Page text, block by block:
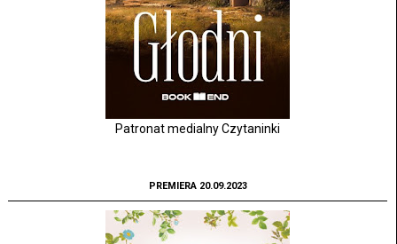
Patronat medialny Czytaninki
PREMIERA 20.09.2023